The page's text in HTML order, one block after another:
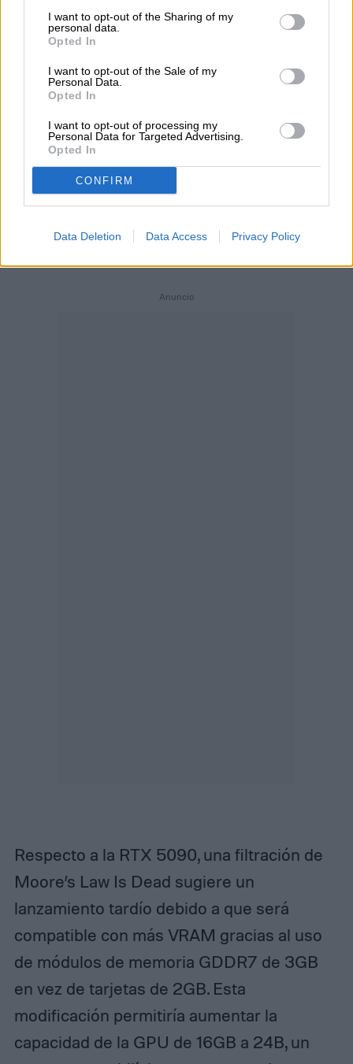
I want to opt-out of the Sharing of my
personal data.
Opted In
I want to opt-out of the Sale of my
Personal Data.
Opted In
I want to opt-out of processing my
Personal Data for Targeted Advertising.
Opted In
CONFIRM
Data Deletion Data Access Privacy Policy
Según la diapositiva, Nvidia lanzará seis
tarjetas gráficas para laptops. No obstante,
seguirá la producción y venta de GPU de
generaciones pasadas, incluida la RTX
4050, RTX 3050 e incluso la RTX 2050.
De acuerdo con la diapositiva, la RTX 5080
tendrá una importante actualización de
Respecto a la RTX 5090, una filtración de
Moore’s Law Is Dead sugiere un
lanzamiento tardío debido a que será
compatible con más VRAM gracias al uso
de módulos de memoria GDDR7 de 3GB
en vez de tarjetas de 2GB. Esta
modificación permitiría aumentar la
capacidad de la GPU de 16GB a 24B, un